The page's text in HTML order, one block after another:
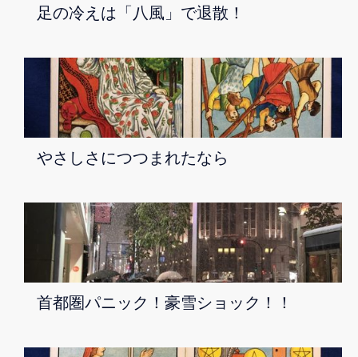
足の冷えは「八風」で退散！
やさしさにつつまれたなら
首都圏パニック！豪雪ショック！！